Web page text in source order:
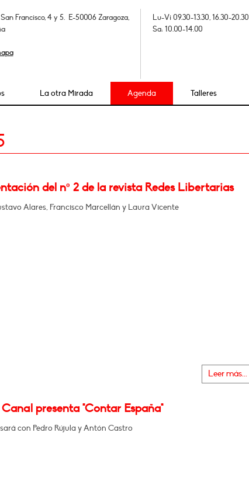
San Francisco, 4 y 5. E-50006 Zaragoza,
Lu-Vi 09.30-13.30, 16.30-20.30
Sa: 10.00-14.00
La otra Mirada Agenda Talleres
del nº 2 de la revista Redes Libertarias
Alares, Francisco Marcellán y Laura Vicente
Leer más...
presenta "Contar España"
con Pedro Rújula y Antón Castro